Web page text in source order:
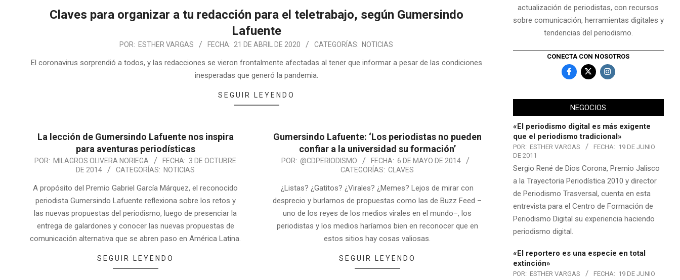
Claves para organizar a tu redacción para el teletrabajo, según Gumersindo
Lafuente
POR: ESTHER VARGAS FECHA: 21 DE ABRIL DE 2020 CATEGORÍAS: NOTICIAS
El coronavirus sorprendió a todos, y las redacciones se vieron frontalmente afectadas al tener que informar a pesar de las condiciones
inesperadas que generó la pandemia.
SEGUIR LEYENDO
La lección de Gumersindo Lafuente nos inspira
para aventuras periodísticas
POR: MILAGROS OLIVERA NORIEGA FECHA: 3 DE OCTUBRE
DE 2014
CATEGORÍAS: NOTICIAS
A propósito del Premio Gabriel García Márquez, el reconocido
periodista Gumersindo Lafuente reflexiona sobre los retos y
las nuevas propuestas del periodismo, luego de presenciar la
entrega de galardones y conocer las nuevas propuestas de
comunicación alternativa que se abren paso en América Latina.
SEGUIR LEYENDO
Gumersindo Lafuente: ‘Los periodistas no pueden
confiar a la universidad su formación’
POR: @CDPERIODISMO FECHA: 6 DE MAYO DE 2014
CATEGORÍAS: CLAVES
¿Listas? ¿Gatitos? ¿Virales? ¿Memes? Lejos de mirar con
desprecio y burlarnos de propuestas como las de Buzz Feed –
uno de los reyes de los medios virales en el mundo–, los
periodistas y los medios haríamos bien en reconocer que en
estos sitios hay cosas valiosas.
SEGUIR LEYENDO
actualización de periodistas, con recursos
sobre comunicación, herramientas digitales y
tendencias del periodismo.
CONECTA CON NOSOTROS
NEGOCIOS
«El periodismo digital es más exigente
que el periodismo tradicional»
POR: ESTHER VARGAS FECHA: 19 DE JUNIO
DE 2011
Sergio René de Dios Corona, Premio Jalisco
a la Trayectoria Periodística 2010 y director
de Periodismo Trasversal, cuenta en esta
entrevista para el Centro de Formación de
Periodismo Digital su experiencia haciendo
periodismo digital.
«El reportero es una especie en total
extinción»
POR: ESTHER VARGAS FECHA: 19 DE JUNIO